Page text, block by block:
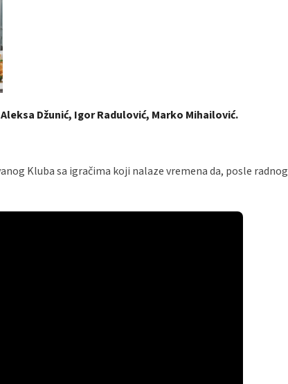
Džunić, Igor Radulović, Marko Mihailović.
Kluba sa igračima koji nalaze vremena da, posle radnog